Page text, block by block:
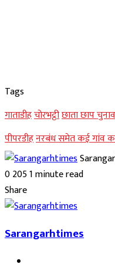
Tags
गाताडीहचोरभट्ठीछाता छाप
पीपरडीहनरबंध समेत कई गांव का
02051 minute read
Facebook
Twitter
LinkedIn
Pinterest
Messenger
Messenger
WhatsApp
Telegram
Share
Facebook
Twitter
LinkedIn
Pinterest
Messenger
Messenger
WhatsApp
Telegram
Share
Email
Print
Sarangarhtimes